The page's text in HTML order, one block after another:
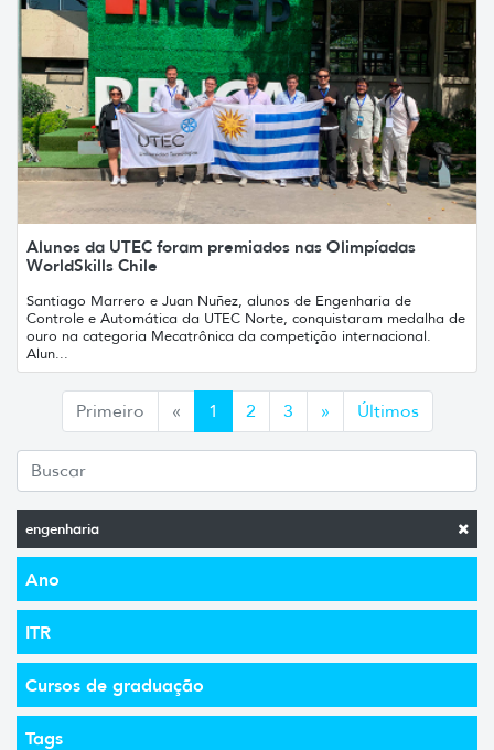
engenharia
Ano
ITR
Cursos de graduação
Tags
Alunos da UTEC foram premiados nas Olimpíadas
WorldSkills Chile
Santiago Marrero e Juan Nuñez, alunos de Engenharia de
Controle e Automática da UTEC Norte, conquistaram medalha de
ouro na categoria Mecatrônica da competição internacional.
Alun...
Primeiro «Anterior
1 2 3 »Siguiente
Últimos